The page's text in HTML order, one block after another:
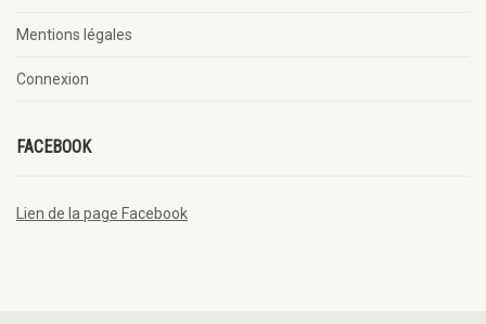
Mentions légales
Connexion
FACEBOOK
Lien de la page Facebook